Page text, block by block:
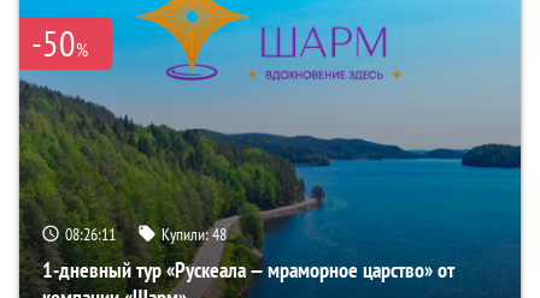
-50%
08:26:09 Купили:48
1-дневный тур «Рускеала — мраморное царство» от